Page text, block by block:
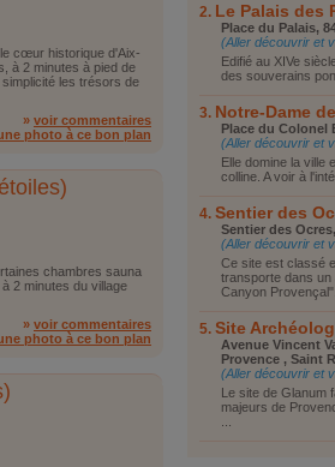
cœur historique d'Aix-
à 2 minutes à pied de
les trésors de
» voir commentaires
photo à ce bon plan
chambres sauna
2 minutes du village
» voir commentaires
photo à ce bon plan
Le Palais des
Place du Palais,
(Aller découvrir et
Edifié au XIVe
des souverains
Notre-Dame
Place du Colonel
(Aller découvrir et
Elle domine la ville
colline. A voir à
Sentier des
Sentier des
(Aller découvrir et
Ce site est classé
transporte dans
Canyon Provençal".
Site
Avenue Vincent
Provence , Saint
(Aller découvrir et
Le site de Glanum
majeurs de